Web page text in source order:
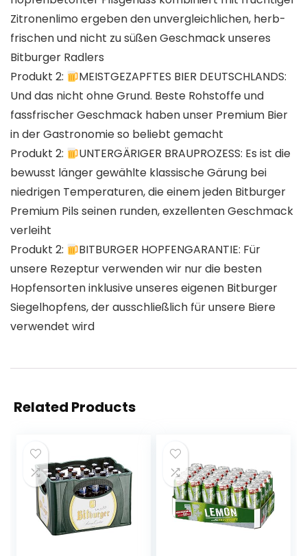
Zitronenlimo ergeben den unvergleichlichen, herb-
frischen und nicht zu süßen Geschmack unseres
Bitburger Radlers
Produkt 2:
MEISTGEZAPFTES BIER DEUTSCHLANDS:
Und das nicht ohne Grund. Beste Rohstoffe und
fassfrischer Geschmack haben unser Premium Bier
in der Gastronomie so beliebt gemacht
Produkt 2:
UNTERGÄRIGER BRAUPROZESS: Es ist die
bewusst länger gewählte klassische Gärung bei
niedrigen Temperaturen, die einem jeden Bitburger
Premium Pils seinen runden, exzellenten Geschmack
verleiht
Produkt 2:
BITBURGER HOPFENGARANTIE: Für
unsere Rezeptur verwenden wir nur die besten
Hopfensorten inklusive unseres eigenen Bitburger
Siegelhopfens, der ausschließlich für unsere Biere
verwendet wird
Related Products